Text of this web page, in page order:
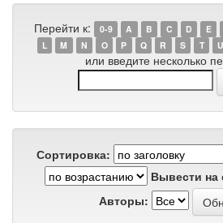
Перейти к: 0-9 A B C D E
L
M N O P Q R S T U
или введите несколько
Сортировка:
Вывести на
Авторы: